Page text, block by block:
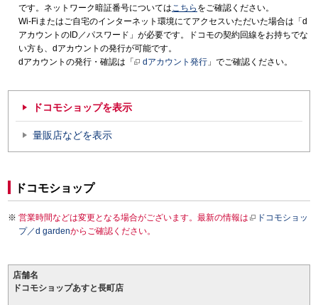
です。ネットワーク暗証番号についてはこちら をご確認ください。
Wi-Fiまたはご自宅のインターネット環境にてアクセスいただいた場合は「d
アカウントのID／パスワード」が必要です。ドコモの契約回線をお持ちでな
い方も、dアカウントの発行が可能です。
dアカウントの発行・確認は「
dアカウント発行 」でご確認ください。
ドコモショップを表示
量販店などを表示
ドコモショップ
営業時間などは変更となる場合がございます。最新の情報は
ドコモショッ
プ／d gardenからご確認ください。
店舗名
ドコモショップあすと長町店